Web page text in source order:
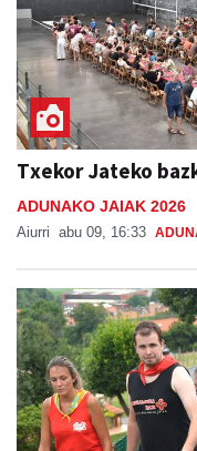
Txekor Jateko
ADUNAKO JAIAK 2026
Aiurri abu 09, 16:33